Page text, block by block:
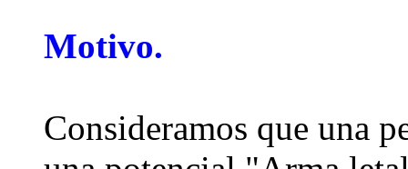
Motivo.
Consideramos que una